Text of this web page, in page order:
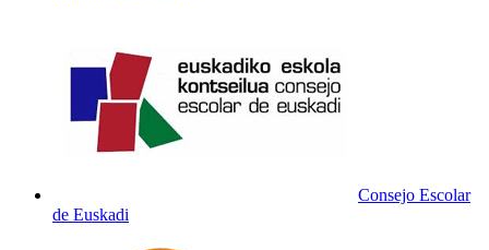
Consejo Escolar
de Euskadi